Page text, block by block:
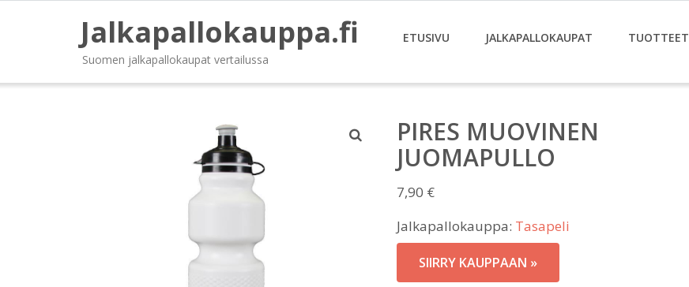
Jalkapallokauppa.fi
Suomen jalkapallokaupat vertailussa
ETUSIVU JALKAPALLOKAUPAT TUOTTEET
PIRES MUOVINEN
JUOMAPULLO
7,90 €
Jalkapallokauppa: Tasapeli
SIIRRY KAUPPAAN »